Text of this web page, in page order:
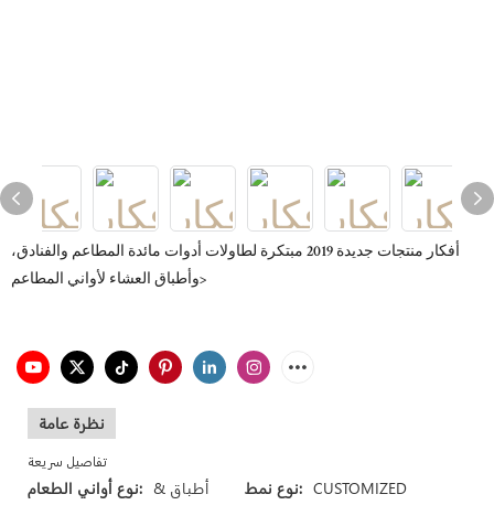
أفكار منتجات جديدة 2019 مبتكرة لطاولات أدوات مائدة المطاعم والفنادق،
وأطباق العشاء لأواني المطاعم>
نظرة عامة
تفاصيل سريعة
نوع أواني الطعام: أطباق &
نوع نمط: CUSTOMIZED